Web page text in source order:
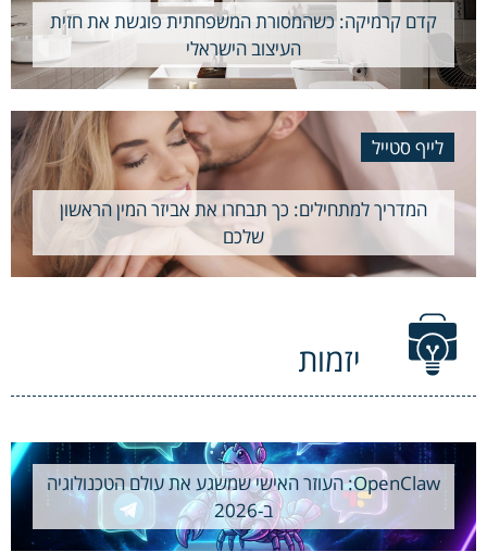
קדם קרמיקה: כשהמסורת המשפחתית פוגשת את חזית
העיצוב הישראלי
לייף סטייל
המדריך למתחילים: כך תבחרו את אביזר המין הראשון
שלכם
יזמות
OpenClaw: העוזר האישי שמשגע את עולם הטכנולוגיה
ב-2026